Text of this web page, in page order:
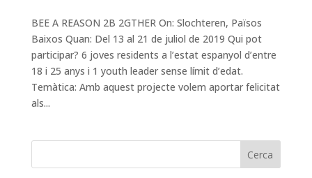
BEE A REASON 2B 2GTHER On: Slochteren, Països
Baixos Quan: Del 13 al 21 de juliol de 2019 Qui pot
participar? 6 joves residents a l’estat espanyol d’entre
18 i 25 anys i 1 youth leader sense límit d’edat.
Temàtica: Amb aquest projecte volem aportar felicitat
als...
Cerca